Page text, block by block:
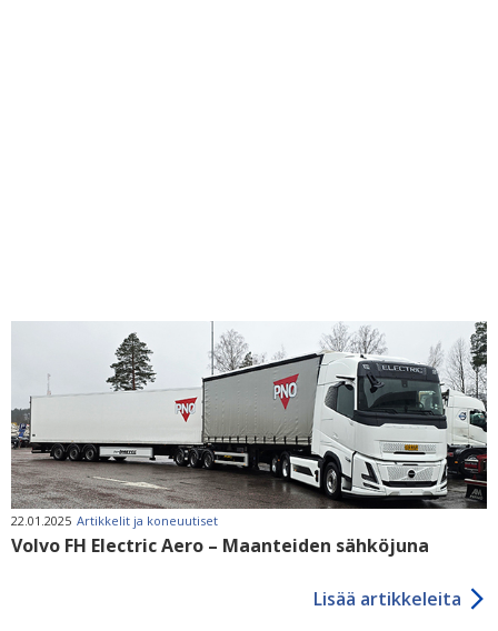
22.01.2025 Artikkelit ja koneuutiset
Volvo FH Electric Aero – Maanteiden sähköjuna
Lisää artikkeleita